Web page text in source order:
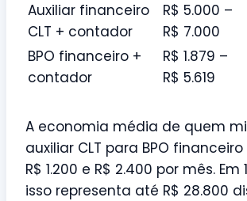
Auxiliar financeiro
CLT + contador
R$ 5.000 –
R$ 7.000
BPO financeiro +
contador
R$ 1.879 –
R$ 5.619
A economia média de quem
auxiliar CLT para BPO
R$ 1.200 e R$ 2.400 por mês. Em
isso representa até R$ 28.800